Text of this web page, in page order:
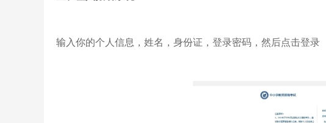
输入你的个人信息，姓名，身份证，登录密码，然后点击登录